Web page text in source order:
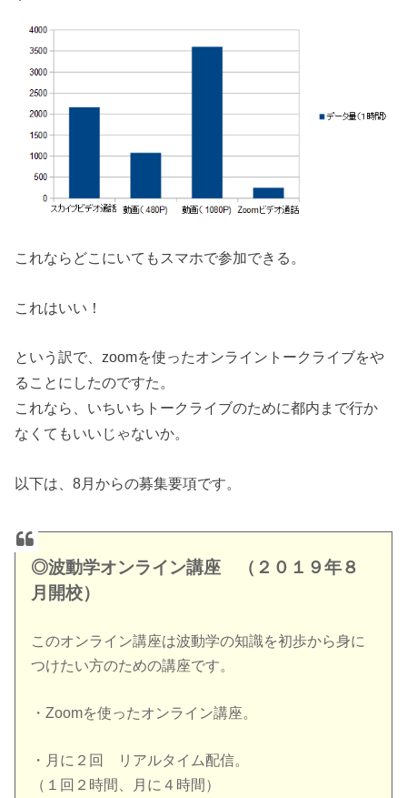
これならどこにいてもスマホで参加できる。
これはいい！
という訳で、zoomを使ったオンライントークライブをや
ることにしたのですた。
これなら、いちいちトークライブのために都内まで行か
なくてもいいじゃないか。
以下は、8月からの募集要項です。
◎波動学オンライン講座 （２０１９年８
月開校）
このオンライン講座は波動学の知識を初歩から身に
つけたい方のための講座です。
・Zoomを使ったオンライン講座。
・月に２回 リアルタイム配信。
（１回２時間、月に４時間）